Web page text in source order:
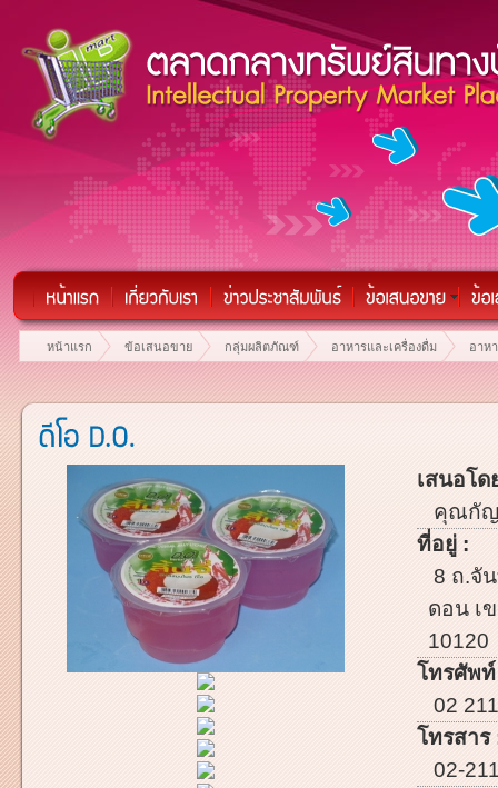
หน้าแรก ข้อเสนอขาย กลุ่มผลิตภัณฑ์ อาหารและเครื่องดื่ม อาห
เสนอโด
คุณกัญ
ที่อยู่ :
8 ถ.จั
ดอน เ
10120
โทรศัพ
02
โทรสาร
02-